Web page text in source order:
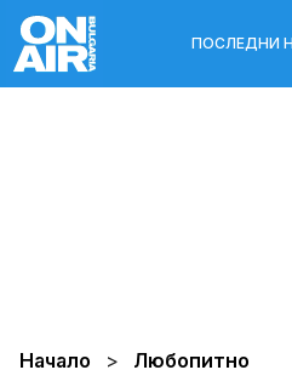
ПОСЛЕДНИ
Начало Любопитно